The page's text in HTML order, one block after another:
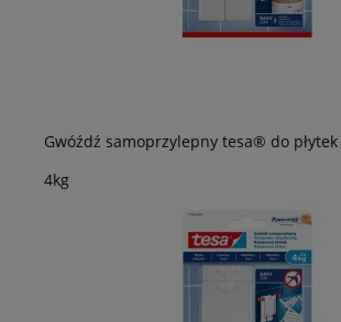
Gwóźdź samoprzylepny tesa® do
4kg